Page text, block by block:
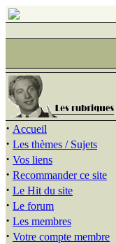
· Accueil
· Les thèmes / Sujets
· Vos liens
· Recommander ce site
· Le Hit du site
· Le forum
· Les membres
· Votre compte membre